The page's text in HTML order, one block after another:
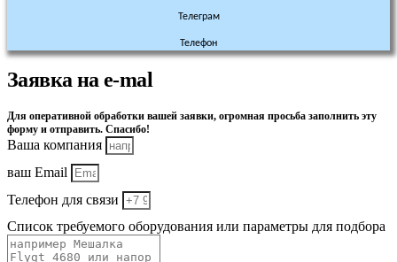
Телеграм
Телефон
Заявка на e-mal
Для оперативной обработки вашей заявки, огромная просьба заполнить эту
форму и отправить. Спасибо!
Ваша компания
ваш Email
Телефон для связи
Список требуемого оборудования или параметры для подбора